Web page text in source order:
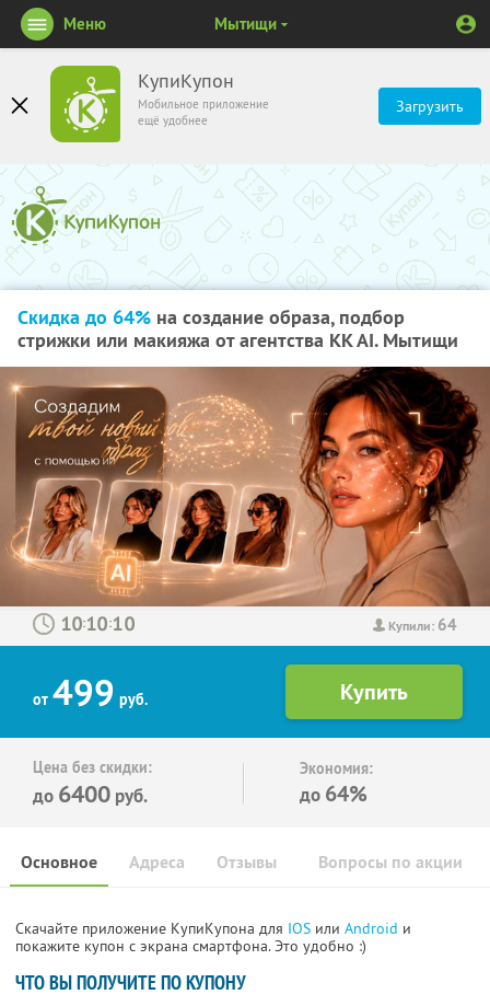
КупиКупон
Мобильное приложение
ещё удобнее
Загрузить
Меню Мытищи
Скидка до 64% на создание образа, подбор
стрижки или макияжа от агентства KK AI. Мытищи
Купили: 64
: :
от 499 руб.
Цена без скидки:
до 6400 руб.
Экономия:
до 64%
Основное Отзывы Вопросы по акции
Адреса
Скачайте приложение КупиКупона для IOS или Android и
покажите купон с экрана смартфона. Это удобно :)
ЧТО ВЫ ПОЛУЧИТЕ ПО КУПОНУ